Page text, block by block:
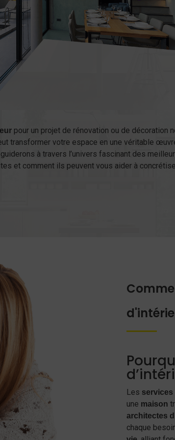
pour un projet de rénovation ou de décoration
transformer votre espace en une véritable
à travers l’univers fascinant des
et comment ils peuvent vous aider à
Les services
une maison
architectes
chaque